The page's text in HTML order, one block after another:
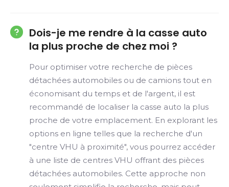
Dois-je me rendre à la casse auto
la plus proche de chez moi ?
Pour optimiser votre recherche de pièces
détachées automobiles ou de camions tout en
économisant du temps et de l'argent, il est
recommandé de localiser la casse auto la plus
proche de votre emplacement. En explorant les
options en ligne telles que la recherche d'un
"centre VHU à proximité", vous pourrez accéder
à une liste de centres VHU offrant des pièces
détachées automobiles. Cette approche non